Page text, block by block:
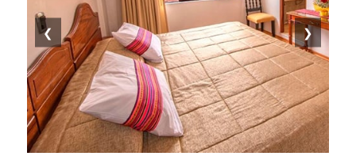
❮ ❯